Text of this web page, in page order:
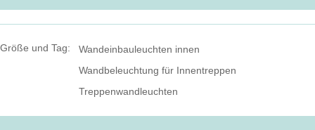
Größe und Tag:
Wandeinbauleuchten innen
Wandbeleuchtung für Innentreppen
Treppenwandleuchten